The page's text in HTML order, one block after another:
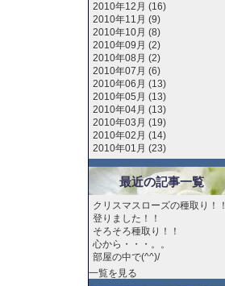
2010年12月 (16)
2010年11月 (9)
2010年10月 (8)
2010年09月 (2)
2010年08月 (2)
2010年07月 (6)
2010年06月 (13)
2010年05月 (13)
2010年04月 (13)
2010年03月 (19)
2010年02月 (14)
2010年01月 (23)
最近の記事一覧
クリスマスローズの種取り！！
登りました！！
そろそろ種取り！！
心から・・・。。
部屋の中で(^^)/
一覧を見る